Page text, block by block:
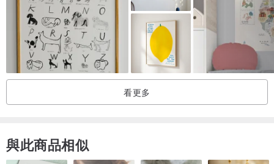
【荷蘭海外屬地自然歷史紀要】為荷蘭政府匯聚相關學者，在
1839/1844年出版的書籍，研究荷屬東印度，也就是今天印尼的自然
生態。全書分成三部分：動物誌、植物誌與人種地理誌。全書共1,379
頁，插圖258幅。其中動物誌102張插圖，以石版製作，手繪上彩的82
張；植物誌70張插圖，以銅版製作（部分石版），66張上彩；人種地
理誌86張，以石版製作，29張上彩。
Korthals, 1807/1892)編撰。1831年至1836年，科塔斯擔任荷屬東印
看更多
與此商品相似